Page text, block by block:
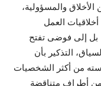
والمسؤولية،
العمل
بل إلى فوضى تفتح
التذكير بأن
من أكثر الشخصيات
من أطراف متناقضة